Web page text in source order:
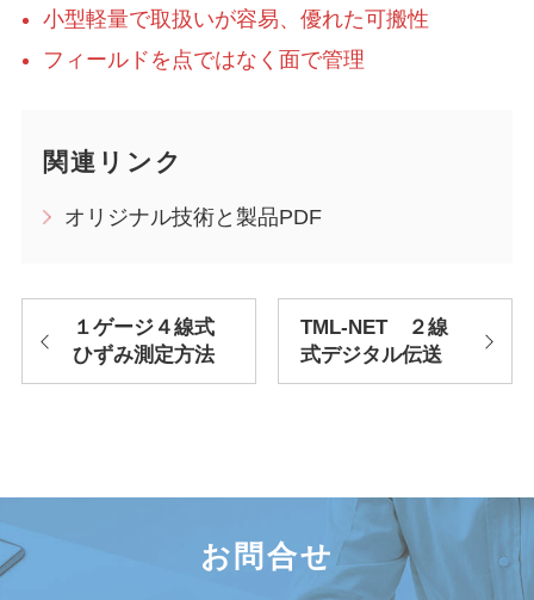
小型軽量で取扱いが容易、優れた可搬性
フィールドを点ではなく面で管理
関連リンク
オリジナル技術と製品PDF
１ゲージ４線式
ひずみ測定方法
TML-NET ２線
式デジタル伝送
お問合せ